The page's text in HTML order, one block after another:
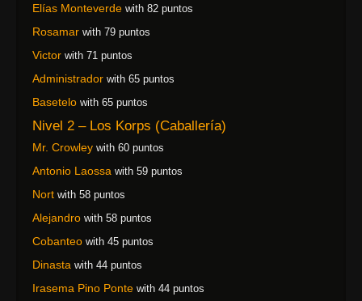
Elías Monteverde with 82 puntos
Rosamar with 79 puntos
Victor with 71 puntos
Administrador with 65 puntos
Basetelo with 65 puntos
Nivel 2 – Los Korps (Caballería)
Mr. Crowley with 60 puntos
Antonio Laossa with 59 puntos
Nort with 58 puntos
Alejandro with 58 puntos
Cobanteo with 45 puntos
Dinasta with 44 puntos
Irasema Pino Ponte with 44 puntos